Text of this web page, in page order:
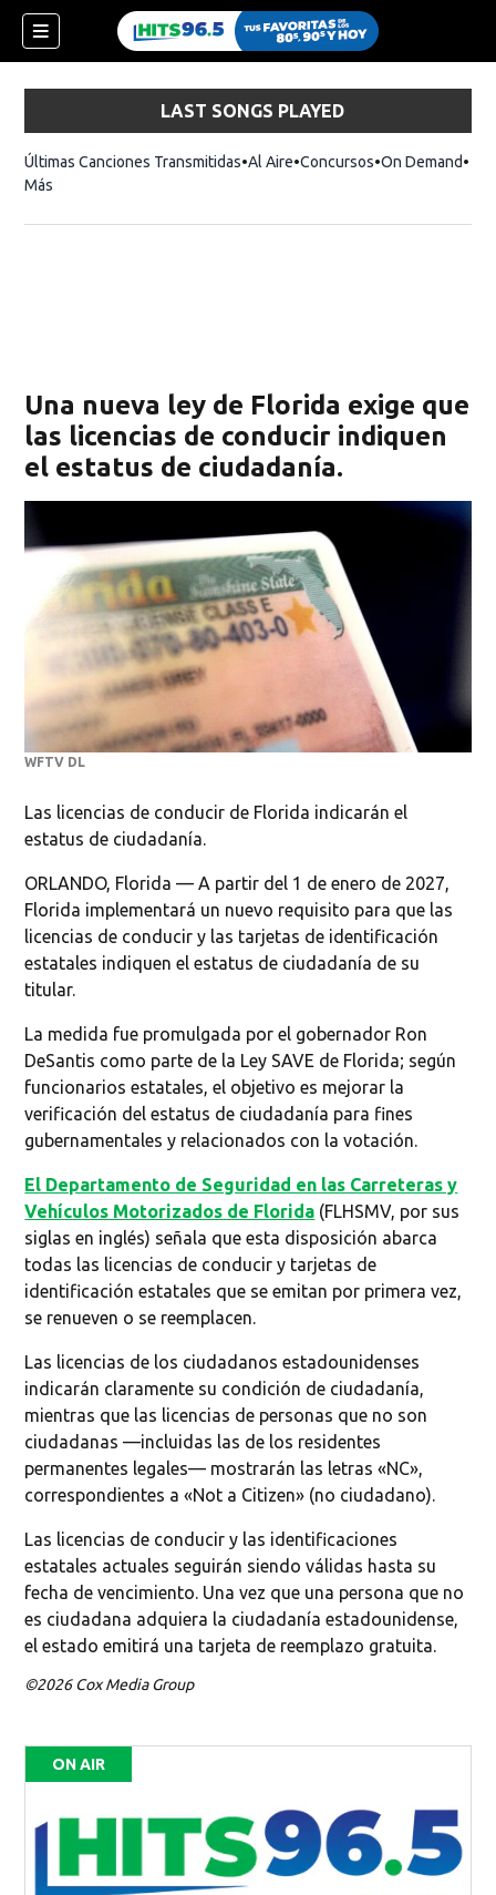
LAST SONGS PLAYED
Últimas Canciones Transmitidas Al Aire Concursos On Demand
Más
Una nueva ley de Florida exige que
las licencias de conducir indiquen
el estatus de ciudadanía.
WFTV DL
Las licencias de conducir de Florida indicarán el
estatus de ciudadanía.
ORLANDO, Florida — A partir del 1 de enero de 2027,
Florida implementará un nuevo requisito para que las
licencias de conducir y las tarjetas de identificación
estatales indiquen el estatus de ciudadanía de su
titular.
La medida fue promulgada por el gobernador Ron
DeSantis como parte de la Ley SAVE de Florida; según
funcionarios estatales, el objetivo es mejorar la
verificación del estatus de ciudadanía para fines
gubernamentales y relacionados con la votación.
El Departamento de Seguridad en las Carreteras y
Vehículos Motorizados de Florida (FLHSMV, por sus
siglas en inglés) señala que esta disposición abarca
todas las licencias de conducir y tarjetas de
identificación estatales que se emitan por primera vez,
se renueven o se reemplacen.
Las licencias de los ciudadanos estadounidenses
indicarán claramente su condición de ciudadanía,
mientras que las licencias de personas que no son
ciudadanas —incluidas las de los residentes
permanentes legales— mostrarán las letras «NC»,
correspondientes a «Not a Citizen» (no ciudadano).
Las licencias de conducir y las identificaciones
estatales actuales seguirán siendo válidas hasta su
fecha de vencimiento. Una vez que una persona que no
es ciudadana adquiera la ciudadanía estadounidense,
el estado emitirá una tarjeta de reemplazo gratuita.
©2026 Cox Media Group
ON AIR